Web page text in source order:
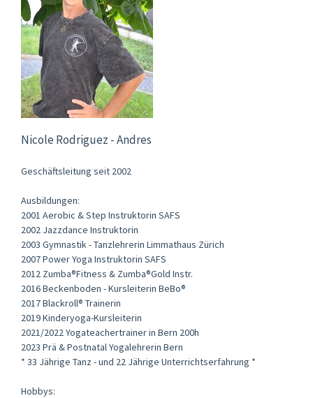
Nicole Rodriguez - Andres
Geschäftsleitung seit 2002
Ausbildungen:
2001 Aerobic & Step Instruktorin SAFS
2002 Jazzdance Instruktorin
2003 Gymnastik - Tanzlehrerin Limmathaus Zürich
2007 Power Yoga Instruktorin SAFS
2012 Zumba®Fitness & Zumba®Gold Instr.
2016 Beckenboden - Kursleiterin BeBo®
2017 Blackroll® Trainerin
2019 Kinderyoga-Kursleiterin
2021/2022 Yogateachertrainer in Bern 200h
2023 Prä & Postnatal Yogalehrerin Bern
* 33 Jährige Tanz - und 22 Jährige Unterrichtserfahrung *
Hobbys: